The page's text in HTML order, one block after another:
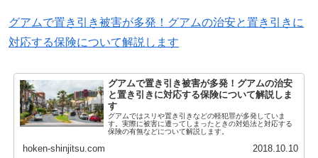
グアムで置き引き被害が多発！グアムの治安と置き引きに
対応する保険について解説します
グアムで置き引き被害が多発！グアムの治安
と置き引きに対応する保険について解説しま
す
グアムではスリや置き引きなどの軽犯罪が多発していま
す。実際に被害に遭ってしまったときの対処法と対応する
保険の有無などについて解説します。
hoken-shinjitsu.com 2018.10.10